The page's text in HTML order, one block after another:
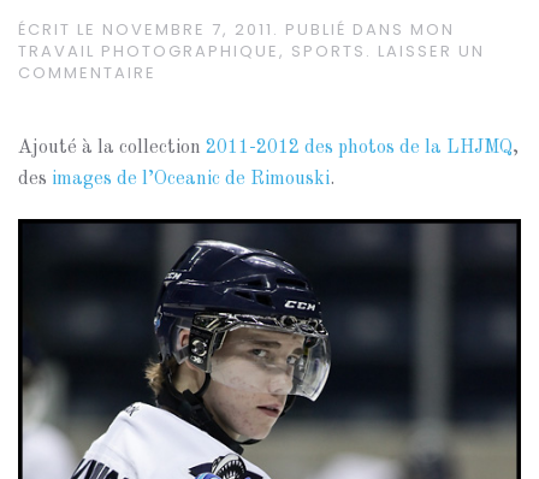
ÉCRIT LE NOVEMBRE 7, 2011 . PUBLIÉ DANS MON
TRAVAIL PHOTOGRAPHIQUE, SPORTS . LAISSER UN
COMMENTAIRE
Ajouté à la collection 2011-2012 des photos de la LHJMQ,
des images de l’Oceanic de Rimouski.